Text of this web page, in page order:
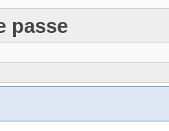
passe